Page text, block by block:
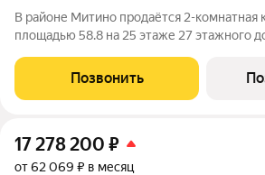
В районе Митино продаётся 2-комнатная
площадью 58.8 на 25 этаже 27 этажного
расположение 20 минут пешком до
«Пятницкое шоссе». 8 минут на
Позвонить
17 278 200 ₽
от 62 069 ₽ в месяц